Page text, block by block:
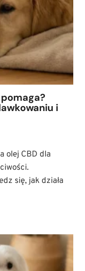
i
olej CBD dla
się, jak działa